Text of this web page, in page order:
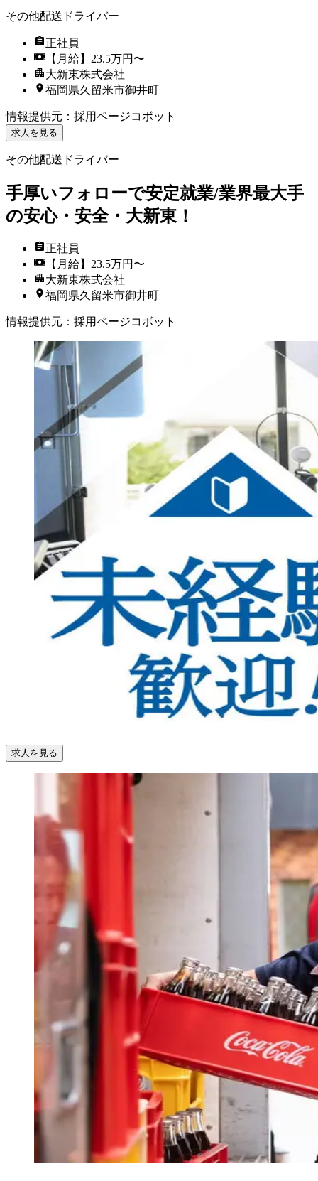
その他配送ドライバー
正社員
【月給】23.5万円〜
大新東株式会社
福岡県久留米市御井町
情報提供元 ： 採用ページコボット
求人を見る
その他配送ドライバー
手厚いフォローで安定就業/業界最大手
の安心・安全・大新東！
正社員
【月給】23.5万円〜
大新東株式会社
福岡県久留米市御井町
情報提供元 ： 採用ページコボット
求人を見る